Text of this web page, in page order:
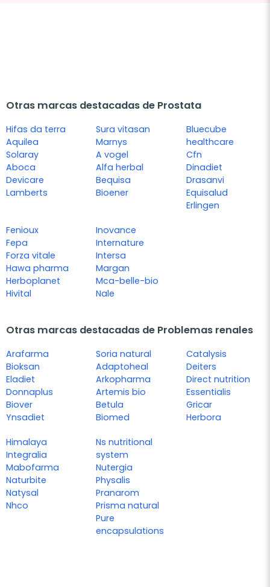
Otras marcas destacadas de Prostata
Hifas da terra
Aquilea
Solaray
Aboca
Devicare
Lamberts
Sura vitasan
Marnys
A vogel
Alfa herbal
Bequisa
Bioener
Bluecube
healthcare
Cfn
Dinadiet
Drasanvi
Equisalud
Erlingen
Fenioux
Fepa
Forza vitale
Hawa pharma
Herboplanet
Hivital
Inovance
Internature
Intersa
Margan
Mca-belle-bio
Nale
Otras marcas destacadas de Problemas renales
Arafarma
Bioksan
Eladiet
Donnaplus
Biover
Ynsadiet
Soria natural
Adaptoheal
Arkopharma
Artemis bio
Betula
Biomed
Catalysis
Deiters
Direct nutrition
Essentialis
Gricar
Herbora
Himalaya
Integralia
Mabofarma
Naturbite
Natysal
Nhco
Ns nutritional
system
Nutergia
Physalis
Pranarom
Prisma natural
Pure
encapsulations